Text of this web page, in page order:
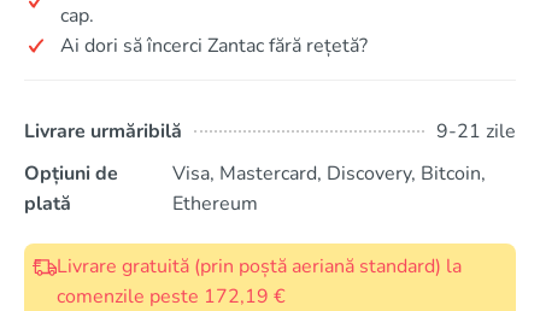
cap.
Ai dori să încerci Zantac fără rețetă?
Livrare urmăribilă
9-21 zile
Opțiuni de
plată
Visa, Mastercard, Discovery, Bitcoin,
Ethereum
Livrare gratuită (prin poștă aeriană standard) la
comenzile peste 172,19 €